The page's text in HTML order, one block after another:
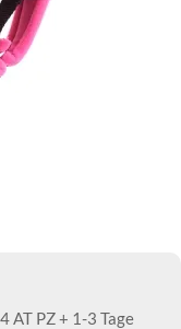
AT PZ + 1-3 Tage